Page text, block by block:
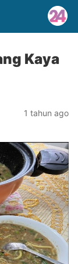
Kaya
1 tahun ago